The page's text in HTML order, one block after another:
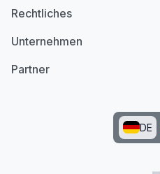
Rechtliches
Unternehmen
Partner
DE